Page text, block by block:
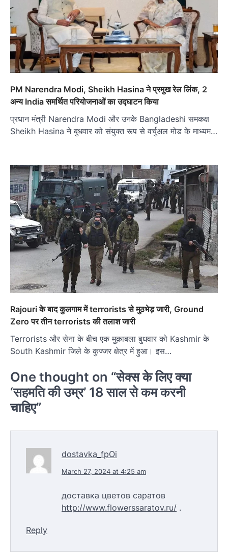
PM Narendra Modi, Sheikh Hasina ने प्रमुख रेल लिंक, 2
अन्य India समर्थित परियोजनाओं का उद्घाटन किया
प्रधान मंत्री Narendra Modi और उनके Bangladeshi समकक्ष
Sheikh Hasina ने बुधवार को संयुक्त रूप से वर्चुअल मोड के माध्यम…
Rajouri के बाद कुलगाम में terrorists से मुठभेड़ जारी, Ground
Zero पर तीन terrorists की तलाश जारी
Terrorists और सेना के बीच एक मुक़ाबला बुधवार को Kashmir के
South Kashmir जिले के कुज्जर क्षेत्र में हुआ। इस…
One thought on “सेक्स के लिए क्या
‘सहमति की उम्र’ 18 साल से कम करनी
चाहिए”
dostavka_fpOi
March 27, 2024 at 4:25 am
доставка цветов саратов
http://www.flowerssaratov.ru/ .
Reply